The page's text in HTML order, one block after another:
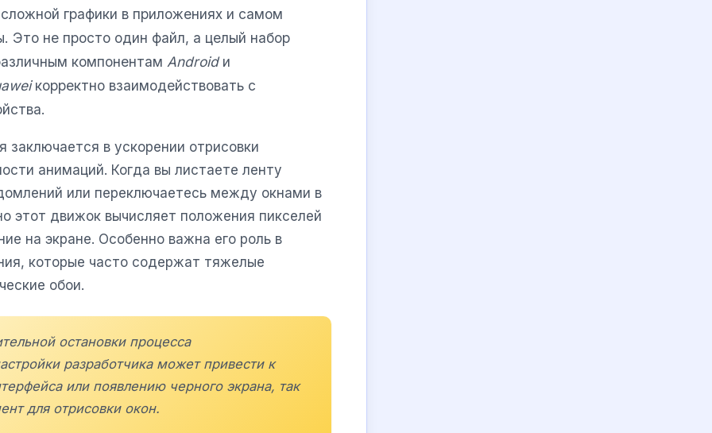
графики в приложениях и самом
Это не просто один файл, а целый набор
компонентам Androidи
корректно взаимодействовать с
в ускорении отрисовки
анимаций. Когда вы листаете ленту
или переключаетесь между окнами в
этот движок вычисляет положения пикселей
на экране. Особенно важна его роль в
которые часто содержат тяжелые
обои.
остановки процесса
разработчика может привести к
или появлению черного экрана, так
для отрисовки окон.